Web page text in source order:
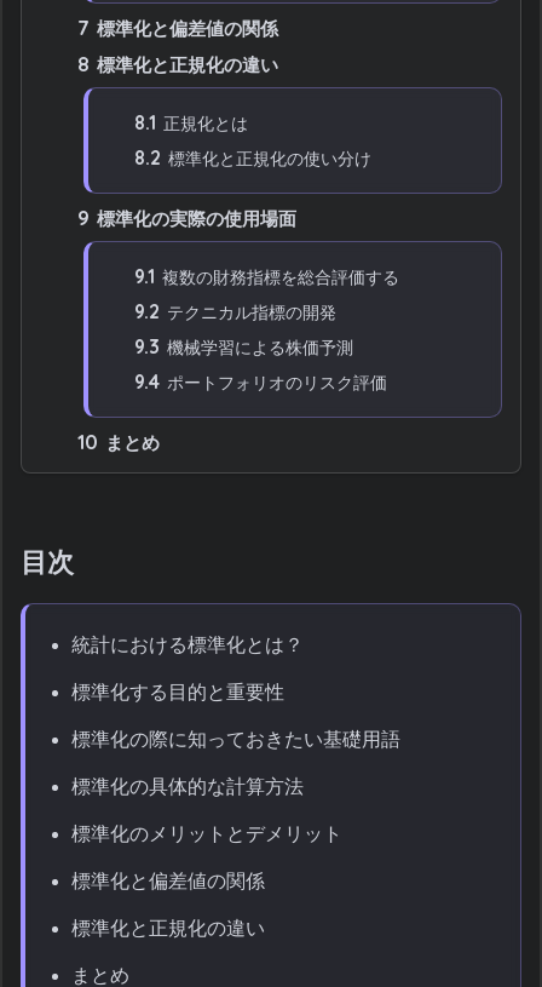
7 標準化と偏差値の関係
8 標準化と正規化の違い
8.1 正規化とは
8.2 標準化と正規化の使い分け
9 標準化の実際の使用場面
9.1 複数の財務指標を総合評価する
9.2 テクニカル指標の開発
9.3 機械学習による株価予測
9.4 ポートフォリオのリスク評価
10 まとめ
目次
統計における標準化とは？
標準化する目的と重要性
標準化の際に知っておきたい基礎用語
標準化の具体的な計算方法
標準化のメリットとデメリット
標準化と偏差値の関係
標準化と正規化の違い
まとめ